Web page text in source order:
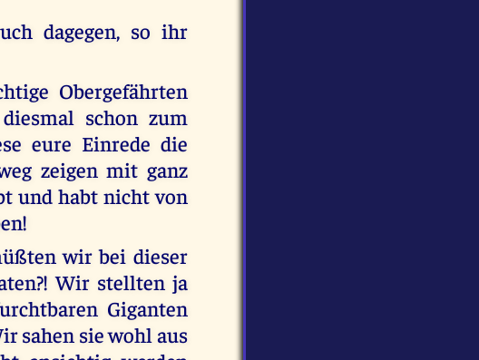
dagegen, so ihr
Obergefährten
schon zum
eure Einrede die
zeigen mit ganz
und habt nicht von
wir bei dieser
Wir stellten ja
Giganten
sahen sie wohl aus